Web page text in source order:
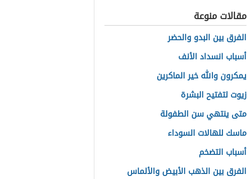
مقالات منوعة
الفرق بين البدو والحضر
أسباب انسداد الأنف
يمكرون والله خير الماكرين
زيوت لتفتيح البشرة
متى ينتهي سن الطفولة
ماسك للهالات السوداء
أسباب التضخم
الفرق بين الذهب الأبيض والألماس